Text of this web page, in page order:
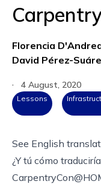
Florencia
David Pérez-
·
4 August, 2020
Lessons
See English
¿Y tú cómo